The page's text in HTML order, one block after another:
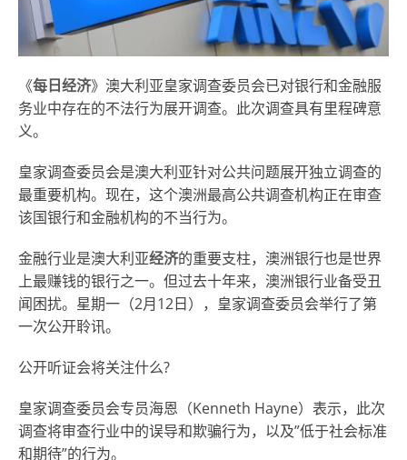
《每日经济》澳大利亚皇家调查委员会已对银行和金融服
务业中存在的不法行为展开调查。此次调查具有里程碑意
义。
皇家调查委员会是澳大利亚针对公共问题展开独立调查的
最重要机构。现在，这个澳洲最高公共调查机构正在审查
该国银行和金融机构的不当行为。
金融行业是澳大利亚经济的重要支柱，澳洲银行也是世界
上最赚钱的银行之一。但过去十年来，澳洲银行业备受丑
闻困扰。星期一（2月12日），皇家调查委员会举行了第
一次公开聆讯。
公开听证会将关注什么?
皇家调查委员会专员海恩（Kenneth Hayne）表示，此次
调查将审查行业中的误导和欺骗行为，以及”低于社会标准
和期待”的行为。